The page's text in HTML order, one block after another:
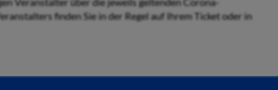
finden Sie in der Regel auf Ihrem Ticket oder in